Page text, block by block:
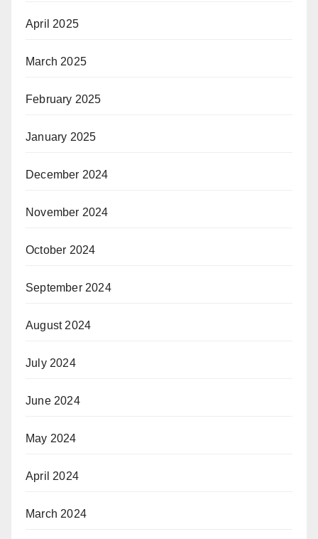
April 2025
March 2025
February 2025
January 2025
December 2024
November 2024
October 2024
September 2024
August 2024
July 2024
June 2024
May 2024
April 2024
March 2024